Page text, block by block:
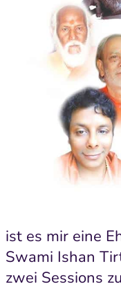
ist es mir eine
Swami Ishan
zwei Sessions